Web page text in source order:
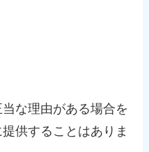
な理由がある場合を
供することはありま